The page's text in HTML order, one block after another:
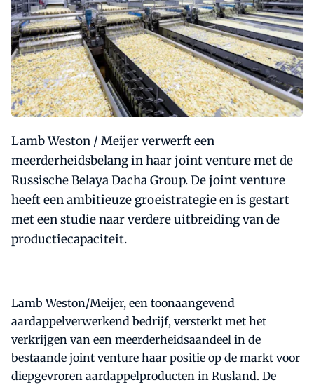
Lamb Weston / Meijer verwerft een
meerderheidsbelang in haar joint venture met de
Russische Belaya Dacha Group. De joint venture
heeft een ambitieuze groeistrategie en is gestart
met een studie naar verdere uitbreiding van de
productiecapaciteit.
Lamb Weston/Meijer, een toonaangevend
aardappelverwerkend bedrijf, versterkt met het
verkrijgen van een meerderheidsaandeel in de
bestaande joint venture haar positie op de markt voor
diepgevroren aardappelproducten in Rusland. De